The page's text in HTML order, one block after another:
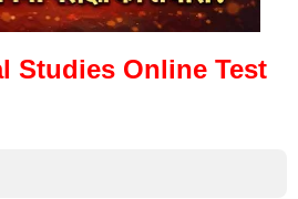
Studies Online Test